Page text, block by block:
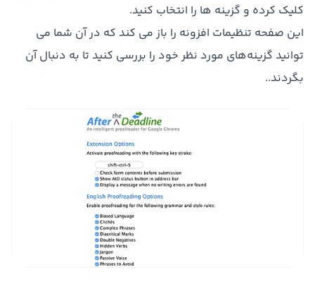
کلیک کرده و گزینه ها را انتخاب کنید.
این صفحه تنظیمات افزونه را باز می کند که در آن شما می
توانید گزینه‌های مورد نظر خود را بررسی کنید تا به دنبال آن
بگردند..